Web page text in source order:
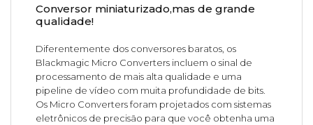
Conversor miniaturizado,mas de grande
qualidade!
Diferentemente dos conversores baratos, os
Blackmagic Micro Converters incluem o sinal de
processamento de mais alta qualidade e uma
pipeline de vídeo com muita profundidade de bits.
Os Micro Converters foram projetados com sistemas
eletrônicos de precisão para que você obtenha uma